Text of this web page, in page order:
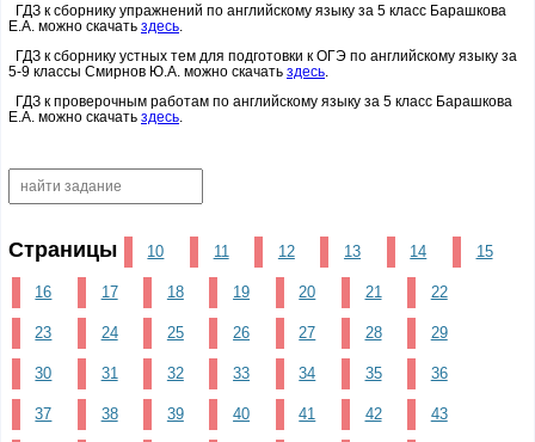
ГДЗ к сборнику упражнений по английскому языку за 5 класс Барашкова
Е.А. можно скачать здесь
ГДЗ к сборнику устных тем для подготовки к ОГЭ по английскому языку за
5-9 классы Смирнов Ю.А. можно скачать здесь
ГДЗ к проверочным работам по английскому языку за 5 класс Барашкова
Е.А. можно скачать здесь
Страницы 10 11 12 13 14 15
16 17 18 19 20 21 22
23 24 25 26 27 28 29
30 31 32 33 34 35 36
37 38 39 40 41 42 43